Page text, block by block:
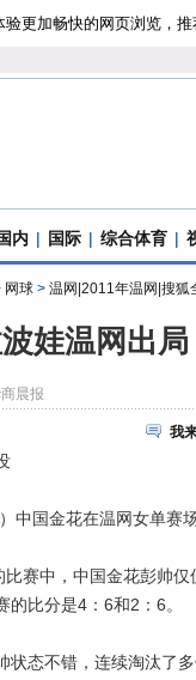
验更加畅快的网页浏览，
内 | 国际 | 综合体育 |
网球 > 温网|2011年温网|搜狐
娃温网出
晨报
我
国金花在温网女单赛场
中，中国金花彭帅仅
比分是4：6和2：6。
态不错，连续淘汰了多